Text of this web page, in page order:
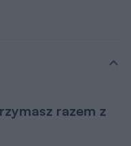
razem z